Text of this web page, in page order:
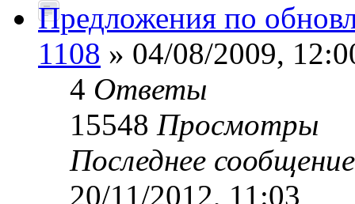
Предложения по
1108 » 04/08/2009,
4 Ответы
15548 Просмотры
Последнее
20/11/2012, 11:03